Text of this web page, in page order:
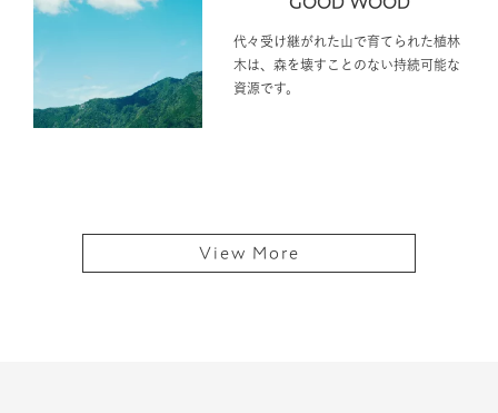
代々受け継がれた山で育てられた植林
木は、森を壊すことのない持続可能な
資源です。
View More